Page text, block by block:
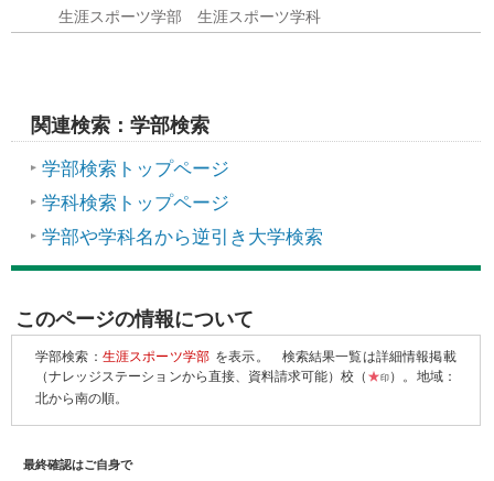
生涯スポーツ学部 生涯スポーツ学科
関連検索：学部検索
学部検索トップページ
学科検索トップページ
学部や学科名から逆引き大学検索
このページの情報について
学部検索： 生涯スポーツ学部 を表示。
検索結果一覧は詳細情報掲載
（ナレッジステーションから直接、資料請求可能）校（ ★印 ）。地域：
北から南の順。
最終確認はご自身で